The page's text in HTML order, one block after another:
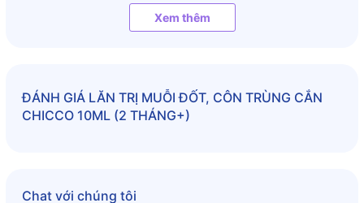
trùng đốt, giúp da không bị kích ứng. Bé sẽ cảm thấy dễ
chịu, không quấy khóc;
Xem thêm
ĐÁNH GIÁ LĂN TRỊ MUỖI ĐỐT, CÔN TRÙNG CẮN
CHICCO 10ML (2 THÁNG+)
Chat với chúng tôi